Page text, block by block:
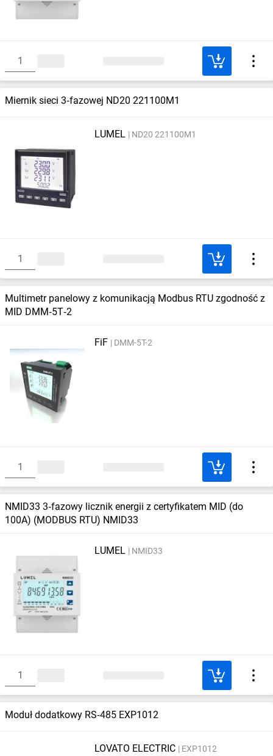
Miernik sieci 3‑fazowej ND20 221100M1
LUMEL ND20 221100M1
Multimetr panelowy z komunikacją Modbus RTU zgodność z
MID DMM‑5T‑2
FiF DMM-5T-2
NMID33 3‑fazowy licznik energii z certyfikatem MID (do
100A) (MODBUS RTU) NMID33
LUMEL NMID33
Moduł dodatkowy RS‑485 EXP1012
LOVATO ELECTRIC EXP1012